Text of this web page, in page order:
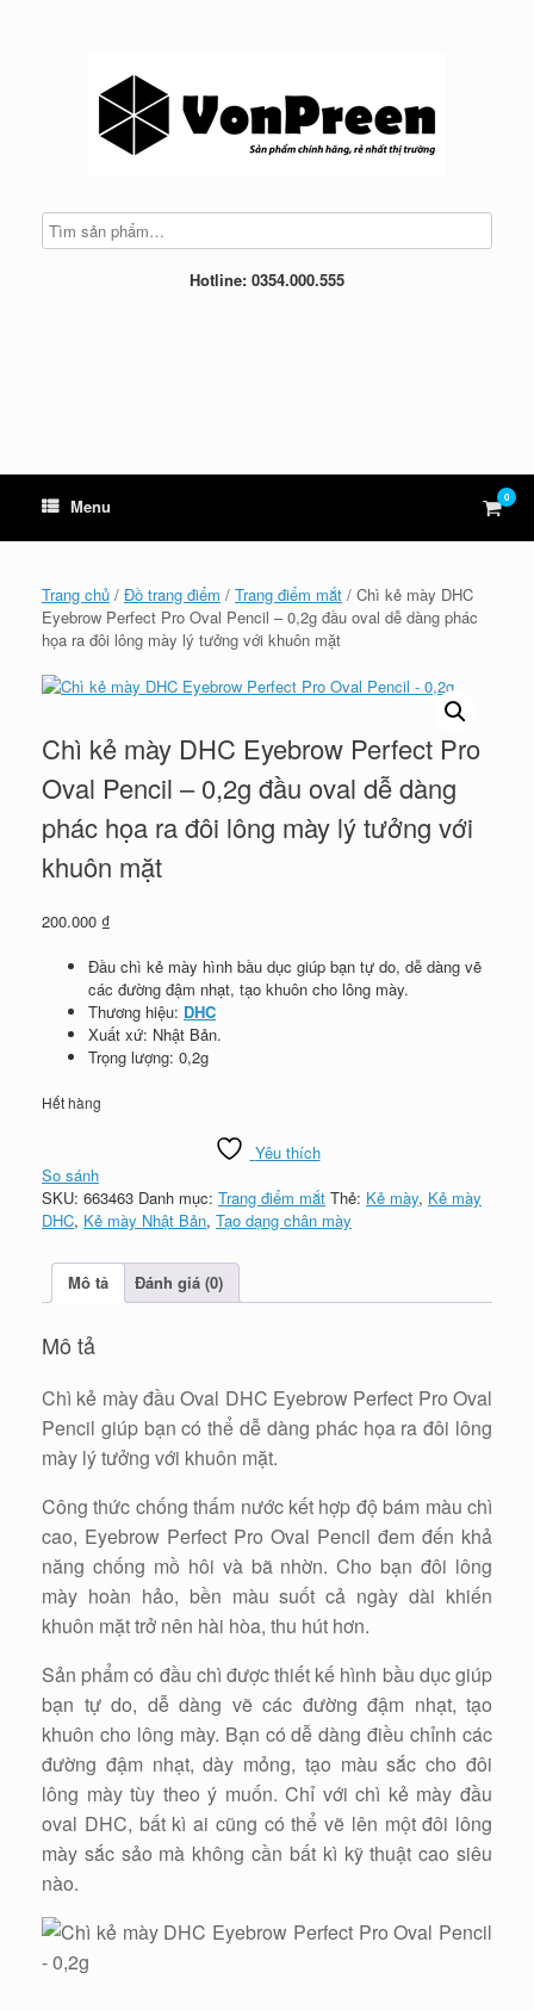
Hotline: 0354.000.555
Menu View
cart
0
Trang chủ / Đồ trang điểm / Trang điểm mắt / Chì kẻ mày DHC
Eyebrow Perfect Pro Oval Pencil – 0,2g đầu oval dễ dàng phác
họa ra đôi lông mày lý tưởng với khuôn mặt
Chì kẻ mày DHC Eyebrow Perfect Pro
Oval Pencil – 0,2g đầu oval dễ dàng
phác họa ra đôi lông mày lý tưởng với
khuôn mặt
200.000 ₫
Đầu chì kẻ mày hình bầu dục giúp bạn tự do, dễ dàng vẽ
các đường đậm nhạt, tạo khuôn cho lông mày.
Thương hiệu: DHC
Xuất xứ: Nhật Bản.
Trọng lượng: 0,2g
Hết hàng
Yêu thích
So sánh
SKU: 663463 Danh mục: Trang điểm mắt Thẻ: Kẻ mày, Kẻ mày
DHC, Kẻ mày Nhật Bản, Tạo dạng chân mày
Mô tả Đánh giá (0)
Mô tả
Chì kẻ mày đầu Oval DHC Eyebrow Perfect Pro Oval
Pencil giúp bạn có thể dễ dàng phác họa ra đôi lông
mày lý tưởng với khuôn mặt.
Công thức chống thấm nước kết hợp độ bám màu chì
cao, Eyebrow Perfect Pro Oval Pencil đem đến khả
năng chống mồ hôi và bã nhờn. Cho bạn đôi lông
mày hoàn hảo, bền màu suốt cả ngày dài khiến
khuôn mặt trở nên hài hòa, thu hút hơn.
Sản phẩm có đầu chì được thiết kế hình bầu dục giúp
bạn tự do, dễ dàng vẽ các đường đậm nhạt, tạo
khuôn cho lông mày. Bạn có dễ dàng điều chỉnh các
đường đậm nhạt, dày mỏng, tạo màu sắc cho đôi
lông mày tùy theo ý muốn. Chỉ với chì kẻ mày đầu
oval DHC, bất kì ai cũng có thể vẽ lên một đôi lông
mày sắc sảo mà không cần bất kì kỹ thuật cao siêu
nào.